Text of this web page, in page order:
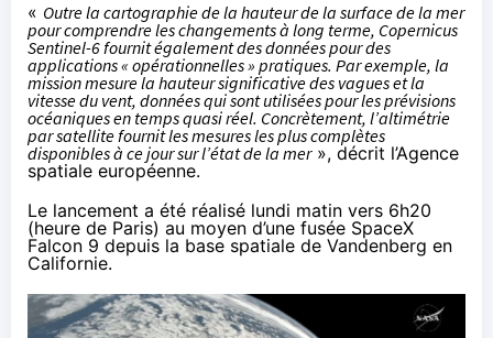
« Outre la cartographie de la hauteur de la surface de la mer
pour comprendre les changements à long terme, Copernicus
Sentinel-6 fournit également des données pour des
applications « opérationnelles » pratiques. Par exemple, la
mission mesure la hauteur significative des vagues et la
vitesse du vent, données qui sont utilisées pour les prévisions
océaniques en temps quasi réel. Concrètement, l’altimétrie
par satellite fournit les mesures les plus complètes
disponibles à ce jour sur l’état de la mer», décrit l’Agence
spatiale européenne.
Le lancement a été réalisé lundi matin vers 6h20
(heure de Paris) au moyen d’une fusée SpaceX
Falcon 9 depuis la base spatiale de Vandenberg en
Californie.